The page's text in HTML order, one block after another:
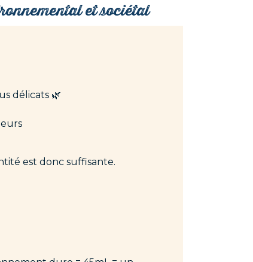
et sociétal
délicats 🌿
est donc suffisante.